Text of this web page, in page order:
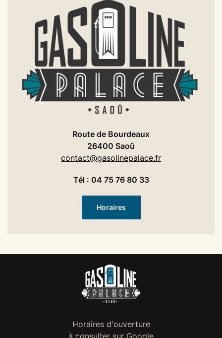
Route de Bourdeaux
26400 Saoû
contact@gasolinepalace.fr
Tél : 04 75 76 80 33
Horaires
Horaires d'ouverture